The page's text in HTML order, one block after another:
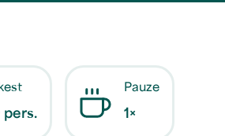
pers.
Pauze
1×